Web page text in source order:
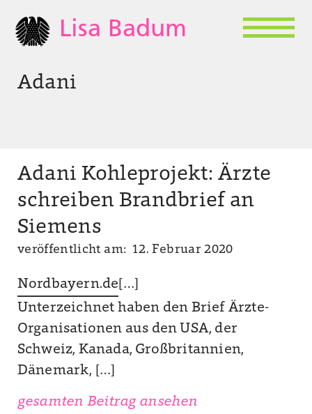
Lisa Badum
Adani
Adani Kohleprojekt: Ärzte
schreiben Brandbrief an
Siemens
veröffentlicht am: 12. Februar 2020
Nordbayern.de […]
Unterzeichnet haben den Brief Ärzte-
Organisationen aus den USA, der
Schweiz, Kanada, Großbritannien,
Dänemark, […]
gesamten Beitrag ansehen